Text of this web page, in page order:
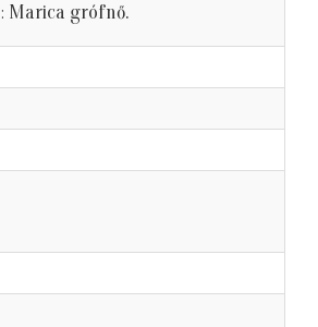
Marica grófnő.